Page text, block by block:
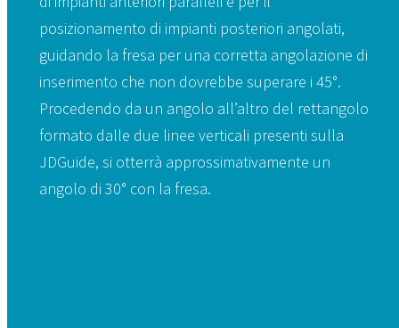
posizionamento di impianti posteriori angolati,
guidando la fresa per una corretta angolazione di
inserimento che non dovrebbe superare i 45°.
Procedendo da un angolo all’altro del rettangolo
formato dalle due linee verticali presenti sulla
JDGuide, si otterrà approssimativamente un
angolo di 30° con la fresa.